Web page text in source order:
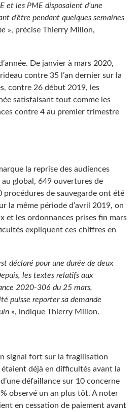
et les PME disposaient d’une
d’être pendant quelques semaines
», précise Thierry Millon,
De janvier à mars 2020,
contre 35 l’an dernier sur la
contre 26 début 2019, les
satisfaisant tout comme les
contre 4 au premier trimestre
la reprise des audiences
global, 649 ouvertures de
de sauvegarde ont été
la même période d’avril 2019, on
et les ordonnances prises fin mars
expliquent ces chiffres en
déclaré pour une durée de deux
les textes relatifs aux
2020-306 du 25 mars,
puisse reporter sa demande
», indique Thierry Millon.
signal fort sur la fragilisation
déjà en difficultés avant la
défaillance sur 10 concerne
observé un an plus tôt. A noter
en cessation de paiement avant